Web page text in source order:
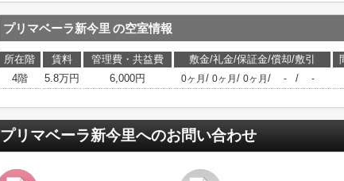
プリマベーラ新今里 の空室情報
所在階 賃料 管理費・共益費 敷金/礼金/保証金/償却/敷引
4階
5.8万円 6,000円 0ヶ月 / 0ヶ月 / 0ヶ月 / - / -
プリマベーラ新今里へのお問い合わせ